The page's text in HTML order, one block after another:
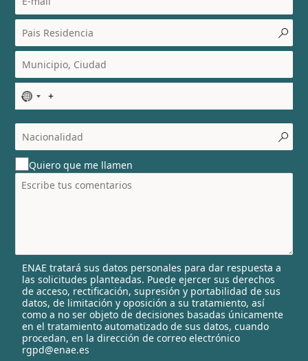
N
o
c
o
u
n
t
l
e
c
t
e
d
Quiero que me llamen
ENAE tratará sus datos personales para dar respuesta a
las solicitudes planteadas. Puede ejercer sus derechos
de acceso, rectificación, supresión y portabilidad de sus
datos, de limitación y oposición a su tratamiento, así
como a no ser objeto de decisiones basadas únicamente
en el tratamiento automatizado de sus datos, cuando
procedan, en la dirección de correo electrónico
rgpd@enae.es